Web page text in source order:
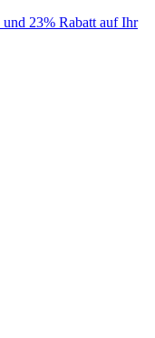
und 23% Rabatt auf Ihr